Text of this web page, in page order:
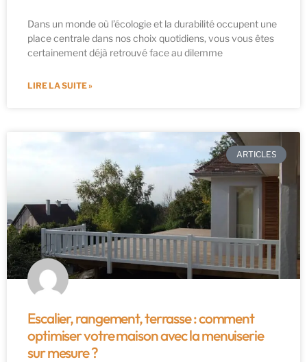
Dans un monde où l’écologie et la durabilité occupent une
place centrale dans nos choix quotidiens, vous vous êtes
certainement déjà retrouvé face au dilemme
LIRE LA SUITE »
ARTICLES
Escalier, rangement, terrasse : comment
optimiser votre maison avec la menuiserie
sur mesure ?